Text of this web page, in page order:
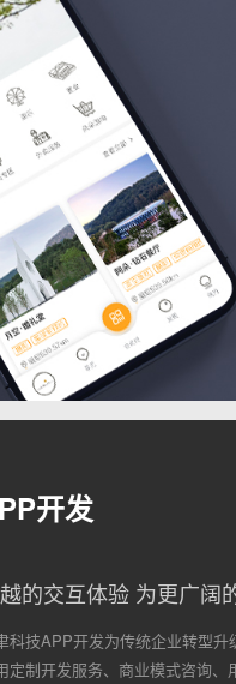
开发
的交互体验 为更广阔
科技APP开发为传统企业转型升
定制开发服务、商业模式咨询、